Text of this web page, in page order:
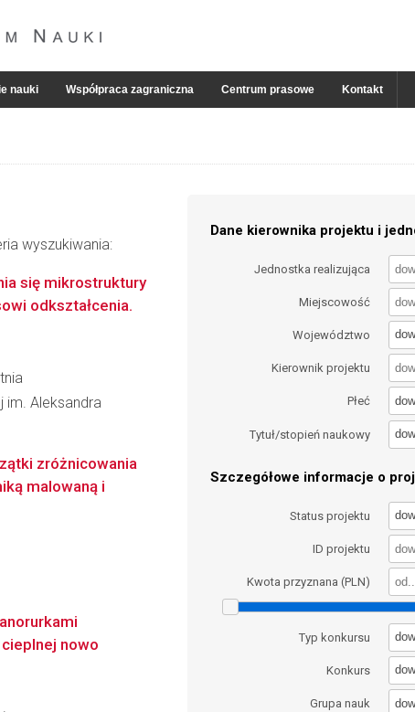
nauki Współpraca zagraniczna Centrum prasowe Kontakt
wyszukiwania:
Dane kierownika projektu i
Jednostka realizująca
Miejscowość
Województwo
Kierownik projektu
Płeć
Tytuł/stopień naukowy
Szczegółowe informacje o
Status projektu
ID projektu
Kwota przyznana (PLN)
Typ konkursu
Konkurs
Grupa nauk
się mikrostruktury
odkształcenia.
im. Aleksandra
zróżnicowania
malowaną i
nowo